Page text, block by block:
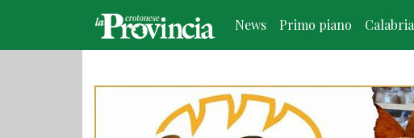
News Primo piano Calabria